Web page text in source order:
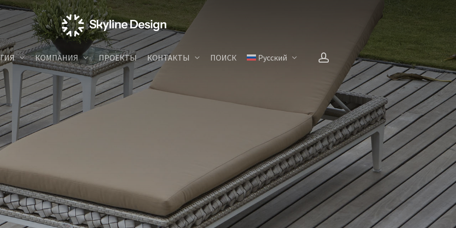
КОМПАНИЯ ПРОЕКТЫ КОНТАКТЫ ПОИСК Русский account